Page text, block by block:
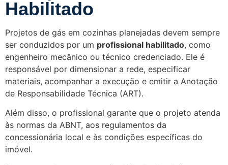
Habilitado
Projetos de gás em cozinhas planejadas devem sempre
ser conduzidos por um profissional habilitado, como
engenheiro mecânico ou técnico credenciado. Ele é
responsável por dimensionar a rede, especificar
materiais, acompanhar a execução e emitir a Anotação
de Responsabilidade Técnica (ART).
Além disso, o profissional garante que o projeto atenda
às normas da ABNT, aos regulamentos da
concessionária local e às condições específicas do
imóvel.